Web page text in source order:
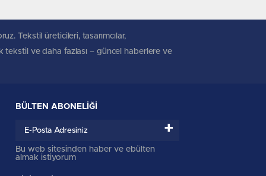
Tekstil üreticileri, tasarımcılar,
tekstil ve daha fazlası – güncel haberlere ve
BÜLTEN ABONELİĞİ
+
Bu web sitesinden haber ve ebülten
almak istiyorum